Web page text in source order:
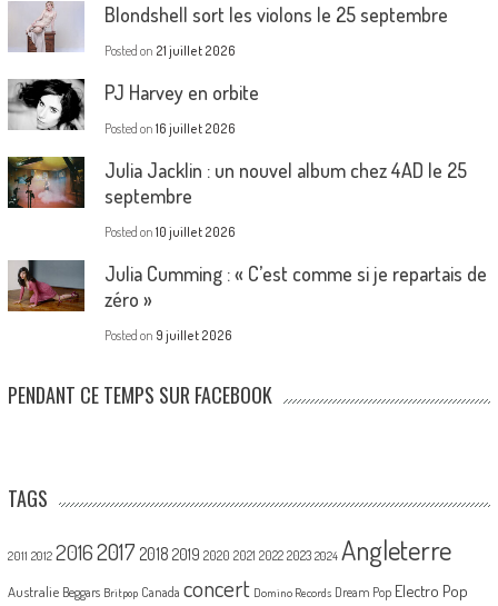
Blondshell sort les violons le 25 septembre
Posted on 21 juillet 2026
PJ Harvey en orbite
Posted on 16 juillet 2026
Julia Jacklin : un nouvel album chez 4AD le 25
septembre
Posted on 10 juillet 2026
Julia Cumming : « C’est comme si je repartais de
zéro »
Posted on 9 juillet 2026
PENDANT CE TEMPS SUR FACEBOOK
TAGS
2011 2012 20162017 2018 2019 2020 2021 2022 2023 2024 Angleterre
Australie Beggars Britpop Canada concert Domino Records Dream Pop Electro Pop